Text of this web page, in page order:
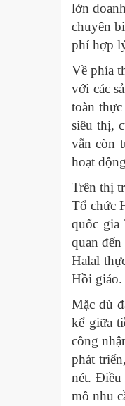
lớn
chuyên
phí hợp
Về phía
với các
toàn
siêu thị,
vẫn còn
hoạt
Trên thị
Tổ chức
quốc gia
quan
Halal
Hồi giáo.
Mặc dù
kể giữa
công
phát
nét. Điều
mô nhu